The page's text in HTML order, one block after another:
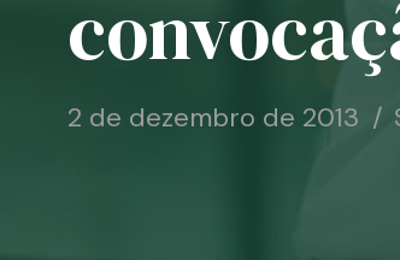
2 de dezembro de 2013